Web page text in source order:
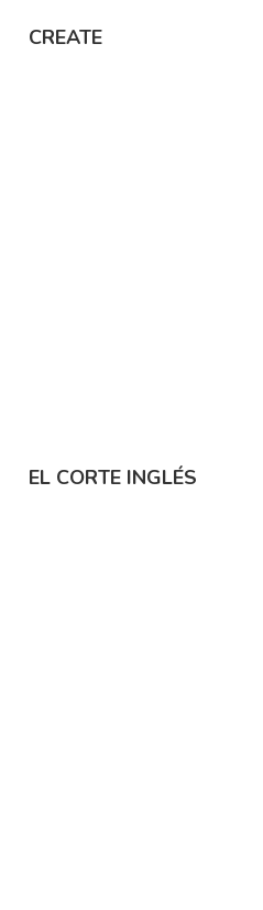
CREATE
EL CORTE INGLÉS